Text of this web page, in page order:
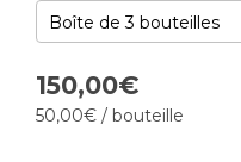
150,00€
50,00€ / bouteille